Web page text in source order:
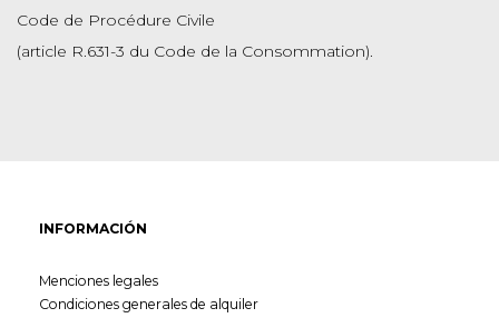
Code de Procédure Civile
(article R.631-3 du Code de la Consommation).
INFORMACIÓN
Menciones legales
Condiciones generales de alquiler